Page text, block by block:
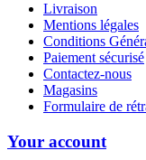
Livraison
Mentions légales
Conditions
Paiement sécurisé
Contactez-nous
Magasins
Formulaire de
Your account